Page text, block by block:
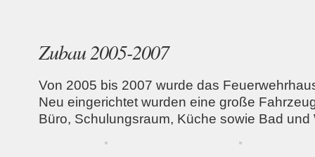
Zubau 2005-2007
Von 2005 bis 2007 wurde das
Neu eingerichtet wurden eine große
Büro, Schulungsraum, Küche sowie Bad und